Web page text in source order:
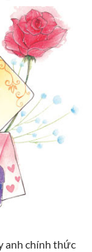
anh chính thức